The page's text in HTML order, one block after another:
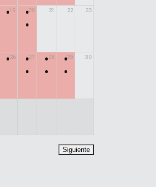
19
• 20
•
•
21 22 23
26
• 27
•
•
28
•
•
29
•
•
30